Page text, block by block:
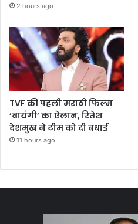
2 hours ago
TVF की पहली मराठी फिल्म
‘बायंगी’ का ऐलान, रितेश
देशमुख ने टीम को दी बधाई
11 hours ago